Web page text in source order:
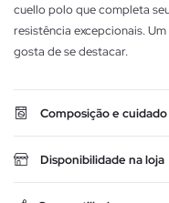
cuello polo que completa
resistência excepcionais.
gosta de se destacar.
Composição e cuidado
Disponibilidade na loja